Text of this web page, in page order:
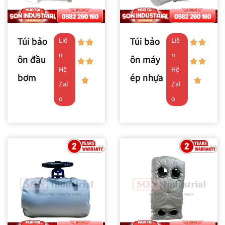
Túi bảo
ôn đầu
bơm
Liê
n
Hệ
Zal
o
Túi bảo
ôn máy
ép nhựa
Liê
n
Hệ
Zal
o